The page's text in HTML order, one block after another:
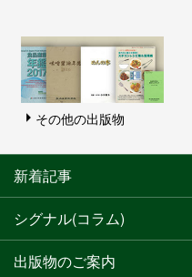
その他の出版物
新着記事
シグナル(コラム)
出版物のご案内